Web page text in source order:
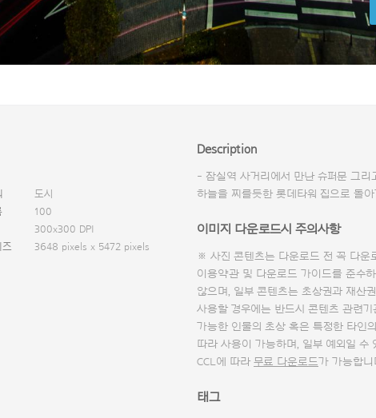
도시
100
300x300 DPI
즈 3648 pixels x 5472 pixels
Description
- 잠실역 사거리에서 만난 슈퍼문 그
하늘을 찌를듯한 롯데타워 집으로 돌
이미지 다운로드시 주의사항
※ 사진 콘텐츠는 다운로드 전 꼭 다운
이용약관 및 다운로드 가이드를 준수
않으며, 일부 콘텐츠는 초상권과 재산
사용할 경우에는 반드시 콘텐츠 관련
가능한 인물의 초상 혹은 특정한 타인
따라 사용이 가능하며, 일부 예외일
CCL에 따라 무료 다운로드 가 가능합니
태그